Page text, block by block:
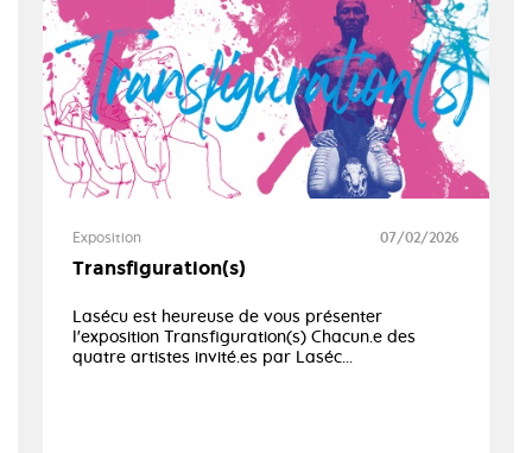
Exposition 07/02/2026
Transfiguration(s)
Lasécu est heureuse de vous présenter
l'exposition Transfiguration(s) Chacun.e des
quatre artistes invité.es par Laséc...